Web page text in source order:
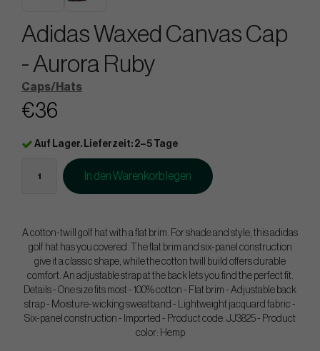
Adidas Waxed Canvas Cap
- Aurora Ruby
Caps/Hats
€36
Auf Lager. Lieferzeit: 2–5 Tage
In den Warenkorb legen
A cotton-twill golf hat with a flat brim. For shade and style, this adidas
golf hat has you covered. The flat brim and six-panel construction
give it a classic shape, while the cotton twill build offers durable
comfort. An adjustable strap at the back lets you find the perfect fit.
Details - One size fits most - 100% cotton - Flat brim - Adjustable back
strap - Moisture-wicking sweatband - Lightweight jacquard fabric -
Six-panel construction - Imported - Product code: JJ3825 - Product
color: Hemp